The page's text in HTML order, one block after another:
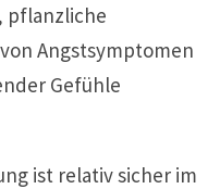
pflanzliche
Angstsymptomen
Gefühle
ist relativ sicher im